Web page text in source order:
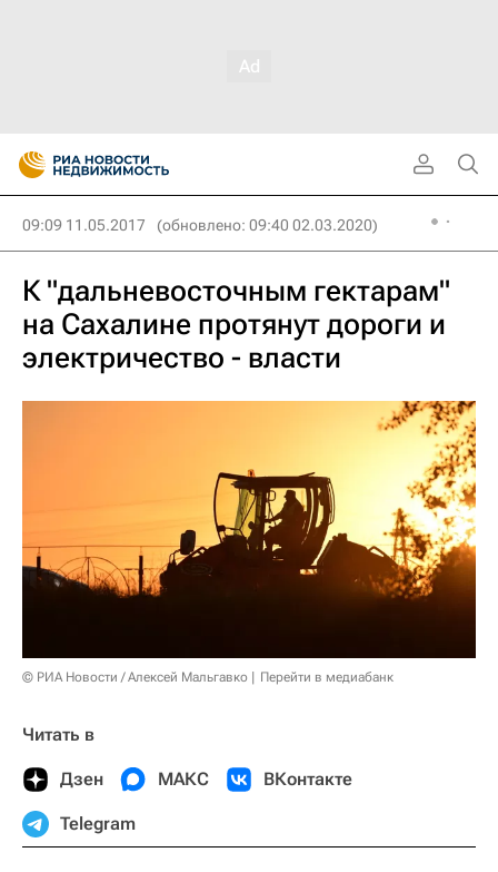
09:09 11.05.2017 (обновлено: 09:40 02.03.2020)
К "дальневосточным гектарам"
на Сахалине протянут дороги и
электричество - власти
© РИА Новости / Алексей Мальгавко Перейти в медиабанк
Читать в
Дзен МАКС ВКонтакте
Telegram